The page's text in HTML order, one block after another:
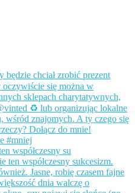
współczesny su